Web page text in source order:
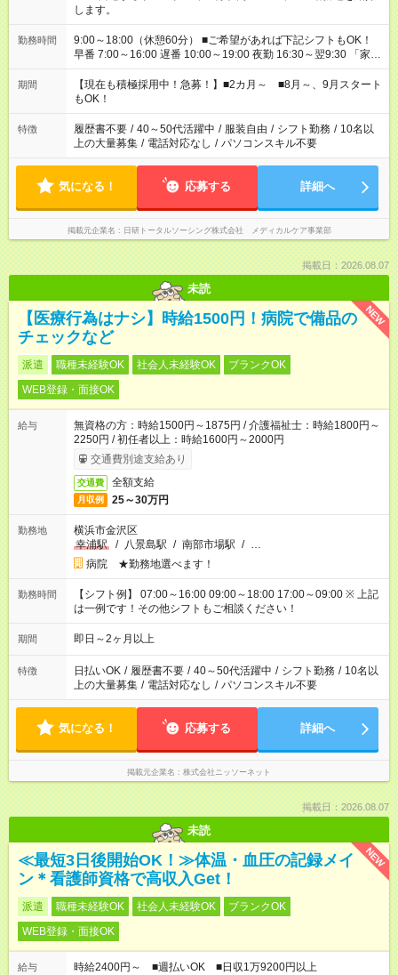
します。
勤務時間
9:00～18:00（休憩60分） ■ご希望があれば下記シフトもOK！
早番 7:00～16:00 遅番 10:00～19:00 夜勤 16:30～翌9:30 「家族
と休みを合わせたい」 「余裕を持って夕飯の準備がしたい」
「できれば残業はしたくない」 など、ご希望を教えてください
ね。 ※Wワーク希望の方へ 今ご覧のお仕事で希望する勤務時間
と、もう1つのお仕事の勤務時間。 合計で週40時間を超える場
合は応募できません。
期間
【現在も積極採用中！急募！】■2カ月～ ■8月～、9月スタート
もOK！
特徴 履歴書不要 / 40～50代活躍中 / 服装自由 / シフト勤務 / 10名以
上の大量募集 / 電話対応なし / パソコンスキル不要
気になる！ 応募する 詳細へ
掲載元企業名 日研トータルソーシング株式会社 メディカルケア事業部
掲載日：2026.08.07
未読
NEW
【医療行為はナシ】時給1500円！病院で備品の
チェックなど
派遣 職種未経験OK 社会人未経験OK
ブランクOK
WEB登録・面接OK
給与
無資格の方：時給1500円～1875円 / 介護福祉士：時給1800円～
2250円 / 初任者以上：時給1600円～2000円
交通費別途支給あり
交通費 全額支給
月収例 25～30万円
勤務地
横浜市金沢区
幸浦駅
/ 八景島駅 / 南部市場駅 / …
病院 ★勤務地選べます！
勤務時間
【シフト例】 07:00～16:00 09:00～18:00 17:00～09:00 ※ 上記
は一例です！その他シフトもご相談ください！
期間 即日～2ヶ月以上
特徴 日払いOK / 履歴書不要 / 40～50代活躍中 / シフト勤務 / 10名以
上の大量募集 / 電話対応なし / パソコンスキル不要
気になる！ 応募する 詳細へ
掲載元企業名 株式会社ニッソーネット
掲載日：2026.08.07
未読
NEW
≪最短3日後開始OK！≫体温・血圧の記録メイ
ン＊看護師資格で高収入Get！
派遣 職種未経験OK 社会人未経験OK
ブランクOK
WEB登録・面接OK
給与 時給2400円～ ■週払いOK ■日収1万9200円以上